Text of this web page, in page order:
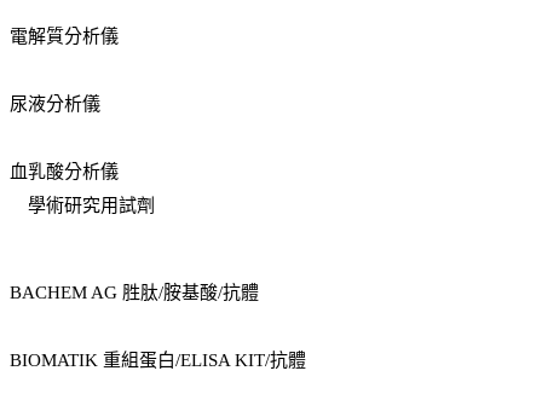
電解質分析儀
尿液分析儀
血乳酸分析儀
學術研究用試劑
BACHEM AG 胜肽/胺基酸/抗體
BIOMATIK 重組蛋白/ELISA KIT/抗體